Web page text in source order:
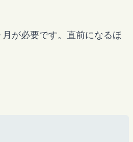
が必要です。直前になるほ